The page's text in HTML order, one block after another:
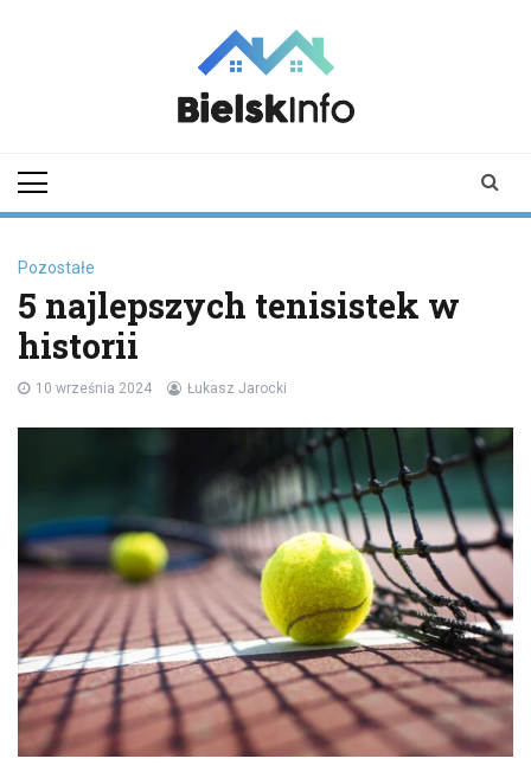
Podlaskiego i
Pozostałe
5 najlepszych tenisistek w
historii
10 września 2024 Łukasz Jarocki